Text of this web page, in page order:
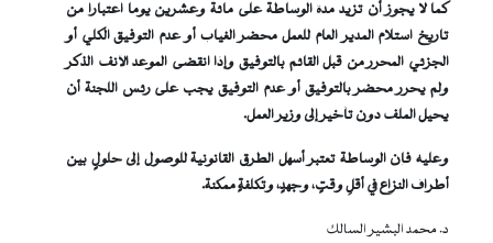
كما لا يجوز أن تزيد مدة الوساطة على مائة وعشرين يوما اعتبارا من
تاريخ استلام المدير العام للعمل محضر الغياب أو عدم التوفيق الكلي أو
الجزئي المحرر من قبل القائم بالتوفيق وإذا انقضى الموعد الأنف الذكر
ولم يحرر محضر بالتوفيق أو عدم التوفيق يجب على رئس اللجنة أن
يحيل الملف دون تأخير إلى وزير العمل.
وعليه فإن الوساطة تعتبر أسهل الطرق القانونية للوصول إلى حلولٍ بين
أطراف النزاع في أقلِ وقتٍ، وجهدٍ، وتكلفةٍ ممكنة.
د. محمد البشير السالك